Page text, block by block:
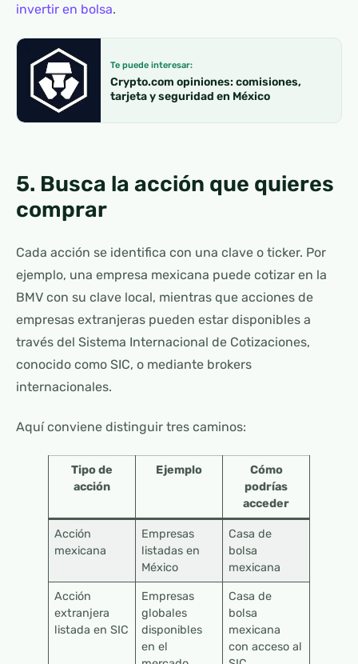
invertir en bolsa.
Te puede interesar:
Crypto.com opiniones: comisiones,
tarjeta y seguridad en México
5. Busca la acción que quieres
comprar
Cada acción se identifica con una clave o ticker. Por
ejemplo, una empresa mexicana puede cotizar en la
BMV con su clave local, mientras que acciones de
empresas extranjeras pueden estar disponibles a
través del Sistema Internacional de Cotizaciones,
conocido como SIC, o mediante brokers
internacionales.
Aquí conviene distinguir tres caminos:
Tipo de
acción
Ejemplo
Cómo
podrías
acceder
Acción
mexicana
Empresas
listadas en
México
Casa de
bolsa
mexicana
Acción
extranjera
listada en SIC
Empresas
globales
disponibles
en el
Casa de
bolsa
mexicana
con acceso al